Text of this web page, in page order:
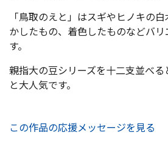
「鳥取のえと」はスギやヒノキの
かしたもの、着色したものなどバ
す。
親指大の豆シリーズを十二支並べる
と大人気です。
この作品の応援メッセージを見る